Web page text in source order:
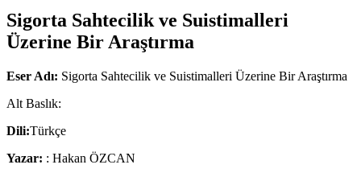
Sigorta Sahtecilik ve Suistimalleri
Üzerine Bir Araştırma
Eser Adı: Sigorta Sahtecilik ve Suistimalleri Üzerine Bir Araştırma
Alt Baslık:
Dili:Türkçe
Yazar: : Hakan ÖZCAN